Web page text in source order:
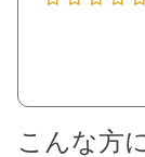
こんな方